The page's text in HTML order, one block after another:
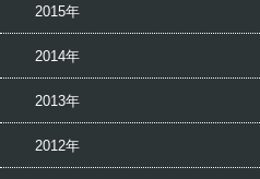
2015年
2014年
2013年
2012年